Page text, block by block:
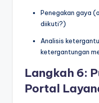
Penegakan gaya
diikuti?)
Analisis
ketergantungan
Langkah 6:
Portal